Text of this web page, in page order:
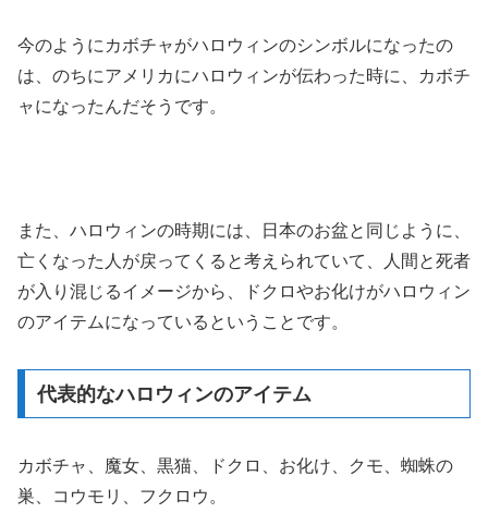
今のようにカボチャがハロウィンのシンボルになったの
は、のちにアメリカにハロウィンが伝わった時に、カボチ
ャになったんだそうです。
また、ハロウィンの時期には、日本のお盆と同じように、
亡くなった人が戻ってくると考えられていて、人間と死者
が入り混じるイメージから、ドクロやお化けがハロウィン
のアイテムになっているということです。
代表的なハロウィンのアイテム
カボチャ、魔女、黒猫、ドクロ、お化け、クモ、蜘蛛の
巣、コウモリ、フクロウ。